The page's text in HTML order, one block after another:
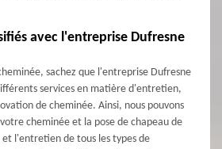
avec l'entreprise Dufresne
sachez que l'entreprise Dufresne
services en matière d'entretien,
de cheminée. Ainsi, nous pouvons
cheminée et la pose de chapeau de
l'entretien de tous les types de